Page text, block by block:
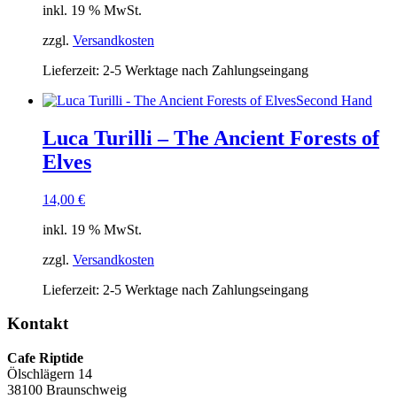
inkl. 19 % MwSt.
zzgl. Versandkosten
Lieferzeit: 2-5 Werktage nach Zahlungseingang
Second Hand
Luca Turilli – The Ancient Forests of
Elves
14,00 €
inkl. 19 % MwSt.
zzgl. Versandkosten
Lieferzeit: 2-5 Werktage nach Zahlungseingang
Kontakt
Cafe Riptide
Ölschlägern 14
38100 Braunschweig